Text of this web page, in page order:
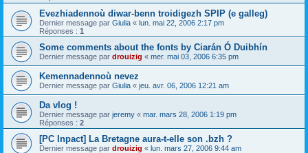
Evezhiadennoù diwar-benn troidigezh SPIP (e galleg)
Dernier message par Giulia « lun. mai 22, 2006 2:17 pm
Réponses : 1
Some comments about the fonts by Ciarán Ó Duibhín
Dernier message par drouizig « mer. mai 03, 2006 6:35 pm
Kemennadennoù nevez
Dernier message par Giulia « jeu. avr. 06, 2006 12:21 am
Da vlog !
Dernier message par jeremy « mar. mars 28, 2006 1:19 pm
Réponses : 2
[PC Inpact] La Bretagne aura-t-elle son .bzh ?
Dernier message par drouizig « lun. mars 27, 2006 9:44 am